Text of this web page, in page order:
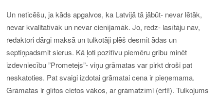
Un neticēšu, ja kāds apgalvos, ka Latvijā tā jābūt- nevar lētāk,
nevar kvalitatīvāk un nevar cienījamāk. Jo, redz- lasītāju nav,
redaktori dārgi maksā un tulkotāji plēš desmit ādas un
septiņpadsmit sierus. Kā ļoti pozitīvu piemēru gribu minēt
izdevniecību ”Prometejs”- viņu grāmatas var pirkt droši pat
neskatoties. Pat svaigi izdotai grāmatai cena ir pieņemama.
Grāmatas ir glītos cietos vākos, ar grāmatzīmi (ērti!). Tulkojums